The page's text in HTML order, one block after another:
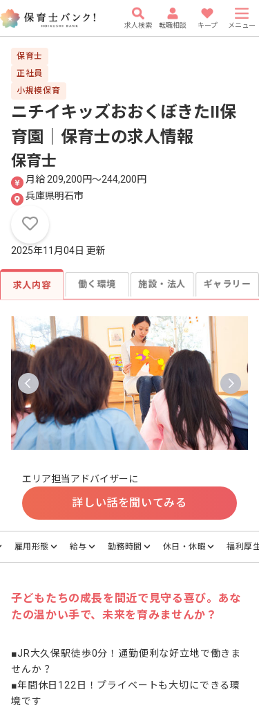
求人検索 転職相談 キープ メニュー
保育士
正社員
小規模保育
ニチイキッズおおくぼきたII保
育園｜保育士の求人情報
保育士
月給 209,200円〜244,200円
兵庫県明石市
2025年11月04日 更新
求人内容 働く環境 施設・法人 ギャラリー
エリア担当アドバイザーに
詳しい話を聞いてみる
雇用形態 給与 勤務時間 休日・休暇 福利厚生
子どもたちの成長を間近で見守る喜び。あな
たの温かい手で、未来を育みませんか？
■JR大久保駅徒歩0分！通勤便利な好立地で働きま
せんか？
■年間休日122日！プライベートも大切にできる環
境です